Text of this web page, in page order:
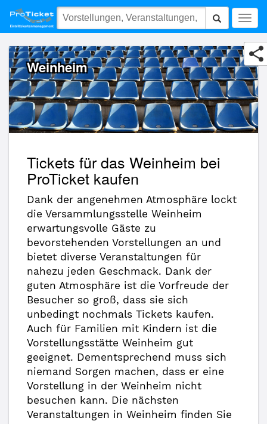
Weinheim
Weinheim
Tickets für das Weinheim bei
ProTicket kaufen
Dank der angenehmen Atmosphäre lockt
die Versammlungsstelle Weinheim
erwartungsvolle Gäste zu
bevorstehenden Vorstellungen an und
bietet diverse Veranstaltungen für
nahezu jeden Geschmack. Dank der
guten Atmosphäre ist die Vorfreude der
Besucher so groß, dass sie sich
unbedingt nochmals Tickets kaufen.
Auch für Familien mit Kindern ist die
Vorstellungsstätte Weinheim gut
geeignet. Dementsprechend muss sich
niemand Sorgen machen, dass er eine
Vorstellung in der Weinheim nicht
besuchen kann. Die nächsten
Veranstaltungen in Weinheim finden Sie